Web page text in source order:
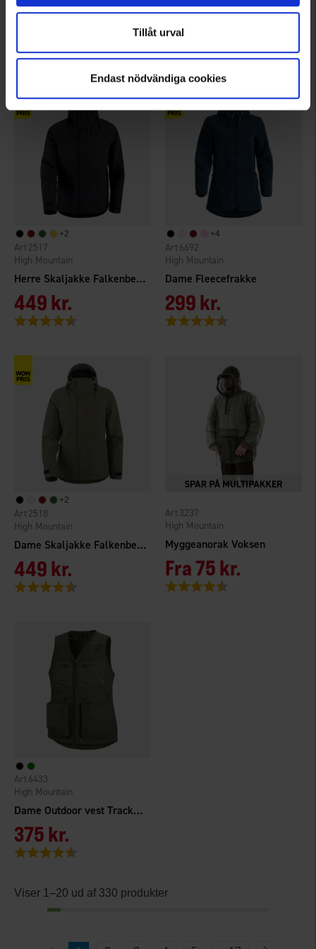
Tillåt urval
Endast nödvändiga cookies
Herre Jagtjakke Höör WP
Brokared
1.050 kr.
Brokared
1.499 kr.
+2
Herre Skaljakke Falkenberg 2.0 WP
High Mountain
2517
449 kr.
Vurdering:
+4
Dame Fleecefrakke
High Mountain
6692
299 kr.
Vurdering:
+2
Dame Skaljakke Falkenberg 2.0 WP
High Mountain
2518
449 kr.
Vurdering:
Myggeanorak Voksen
High Mountain
3237
Fra75 kr.
Vurdering:
Dame Outdoor vest Tracker TC/4W
High Mountain
6433
375 kr.
Vurdering:
Viser 1–20 ud af 330 produkter